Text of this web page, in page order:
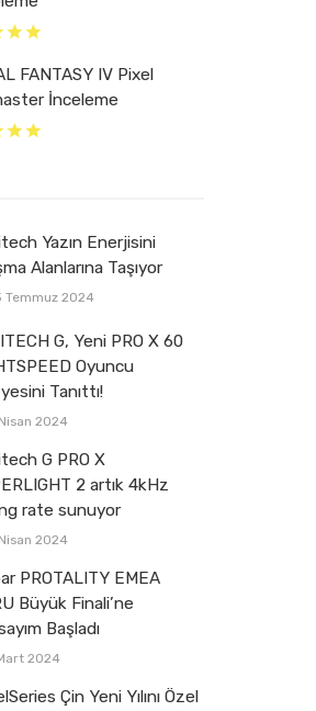
FANTASY IV Pixel
İnceleme
Yazın Enerjisini
Alanlarına Taşıyor
Temmuz 2024
G, Yeni PRO X 60
Oyuncu
Tanıttı!
2024
G PRO X
2 artık 4kHz
rate sunuyor
2024
PROTALITY EMEA
Büyük Finali’ne
Başladı
2024
Çin Yeni Yılını Özel